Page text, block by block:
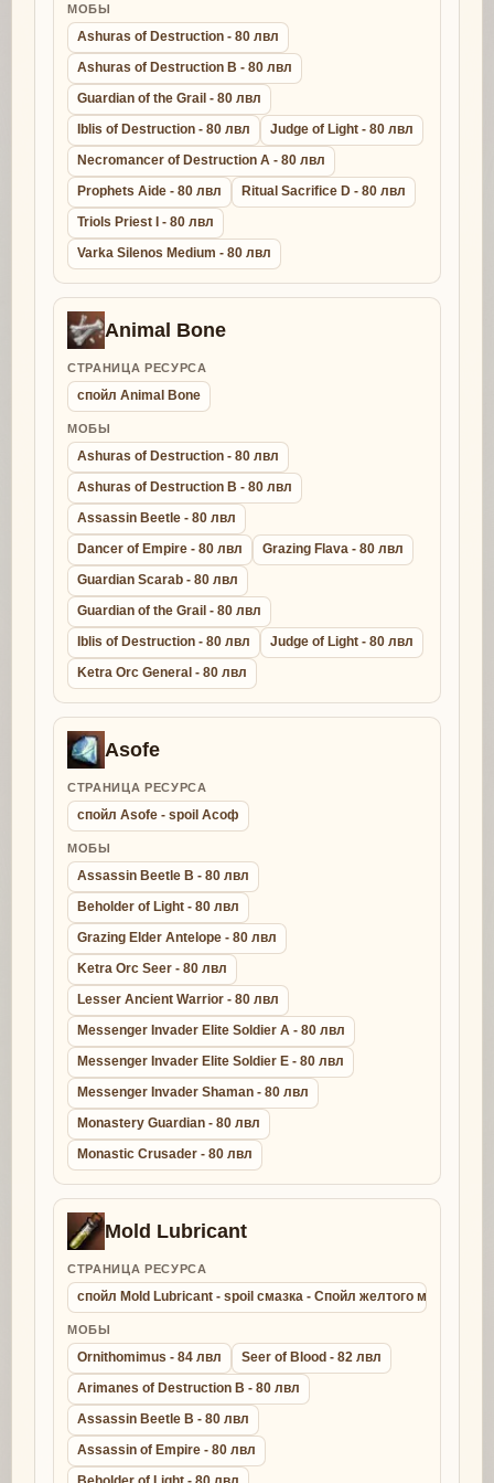
МОБЫ
Ashuras of Destruction - 80 лвл
Ashuras of Destruction B - 80 лвл
Guardian of the Grail - 80 лвл
Iblis of Destruction - 80 лвл
Judge of Light - 80 лвл
Necromancer of Destruction A - 80 лвл
Prophets Aide - 80 лвл
Ritual Sacrifice D - 80 лвл
Triols Priest I - 80 лвл
Varka Silenos Medium - 80 лвл
Animal Bone
СТРАНИЦА РЕСУРСА
спойл Animal Bone
МОБЫ
Ashuras of Destruction - 80 лвл
Ashuras of Destruction B - 80 лвл
Assassin Beetle - 80 лвл
Dancer of Empire - 80 лвл
Grazing Flava - 80 лвл
Guardian Scarab - 80 лвл
Guardian of the Grail - 80 лвл
Iblis of Destruction - 80 лвл
Judge of Light - 80 лвл
Ketra Orc General - 80 лвл
Asofe
СТРАНИЦА РЕСУРСА
спойл Asofe - spoil Асоф
МОБЫ
Assassin Beetle B - 80 лвл
Beholder of Light - 80 лвл
Grazing Elder Antelope - 80 лвл
Ketra Orc Seer - 80 лвл
Lesser Ancient Warrior - 80 лвл
Messenger Invader Elite Soldier A - 80 лвл
Messenger Invader Elite Soldier E - 80 лвл
Messenger Invader Shaman - 80 лвл
Monastery Guardian - 80 лвл
Monastic Crusader - 80 лвл
Mold Lubricant
СТРАНИЦА РЕСУРСА
спойл Mold Lubricant - spoil смазка - Спойл желтого молда
МОБЫ
Ornithomimus - 84 лвл
Seer of Blood - 82 лвл
Arimanes of Destruction B - 80 лвл
Assassin Beetle B - 80 лвл
Assassin of Empire - 80 лвл